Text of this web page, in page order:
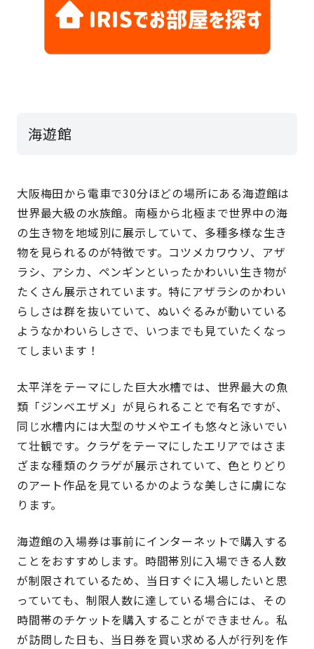
海遊館
大阪梅田から電車で30分ほどの場所にある海遊館は
世界最大級の水族館。南極から北極まで世界中の海
の生き物を地域別に展示していて、多種多様な生き
物を見られるのが特徴です。コツメカワウソ、アザ
ラシ、アシカ、ペンギンといったかわいい生き物が
たくさん展示されています。特にアザラシのかわい
らしさは群を抜いていて、ぬいぐるみが動いている
ようなかわいらしさで、いつまでも見ていたくなっ
てしまいます！
太平洋をテーマにした巨大水槽では、世界最大の魚
類「ジンベエザメ」が見られることで有名ですが、
同じ水槽内には大型のサメやエイも悠々と泳いでい
て壮観です。クラゲをテーマにしたエリアではさま
ざまな種類のクラゲが展示されていて、色とりどり
のアート作品を見ているかのような美しさに虜にな
ります。
海遊館の入場券は事前にインターネットで購入する
ことをおすすめします。時間帯別に入場できる人数
が制限されているため、当日すぐに入場したいと思
っていても、制限人数に達している場合には、その
時間帯のチケットを購入することができません。私
が訪問した日も、当日券を買い求める人が行列を作